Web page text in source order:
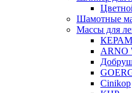
Шамотные
Массы для
ARNO
Cinikop